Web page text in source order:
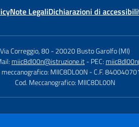
Note LegaliDichiarazioni di
Via Correggio, 80 -20020 Busto Garolfo (MI)
miic8dl00n@istruzione.it- PEC:
meccanografico: MIIC8DL00N - C.F.
Cod. Meccanografico: MIIC8DL00N